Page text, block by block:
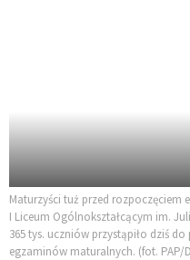
Maturzyści tuż przed rozpoczęciem
I Liceum Ogólnokształcącym im.
365 tys. uczniów przystąpiło dziś
egzaminów maturalnych. (fot. PAP/